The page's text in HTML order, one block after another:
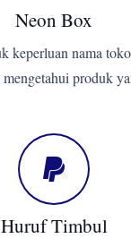
Neon Box
keperluan nama
produk
Huruf Timbul